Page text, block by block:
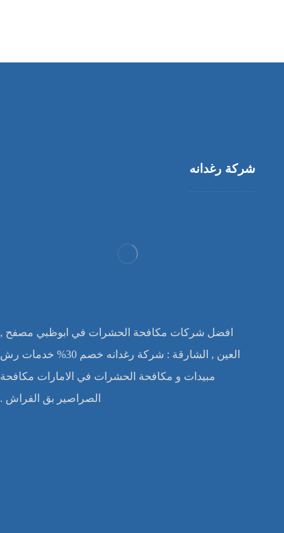
شركة رغدانه
افضل شركات مكافحة الحشرات في ابوظبي مصفح ,
العين , الشارقة : شركة رغدانه خصم 30% خدمات رش
مبيدات و مكافحة الحشرات في الامارات مكافحة
الصراصير بق الفراش .